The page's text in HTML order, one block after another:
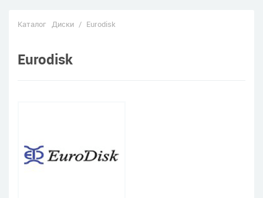
Каталог Диски / Eurodisk
Eurodisk